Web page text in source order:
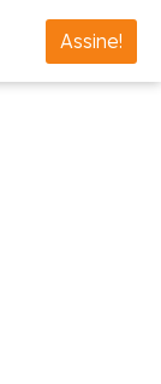
Assine!